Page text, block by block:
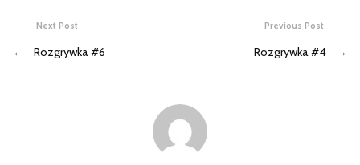
Previous Post
Rozgrywka #4 →
Next Post
← Rozgrywka #6